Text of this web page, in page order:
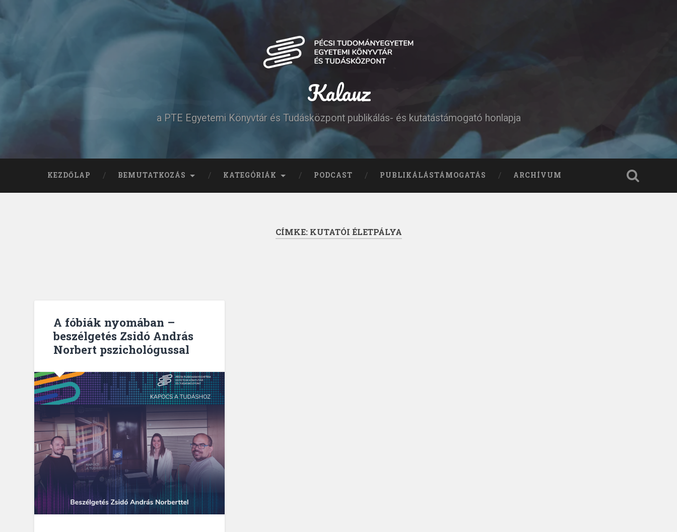
Kalauz
a PTE Egyetemi Könyvtár és Tudásközpont publikálás- és kutatástámogató honlapja
KEZDŐLAP BEMUTATKOZÁS KATEGÓRIÁK PODCAST PUBLIKÁLÁSTÁMOGATÁS ARCHÍVUM
CÍMKE: KUTATÓI ÉLETPÁLYA
A fóbiák nyomában –
beszélgetés Zsidó András
Norbert pszichológussal